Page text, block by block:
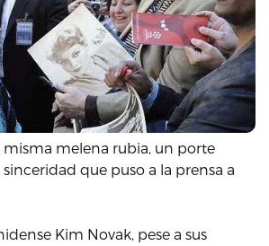
misma melena rubia, un porte
que puso a la prensa a
Kim Novak, pese a sus